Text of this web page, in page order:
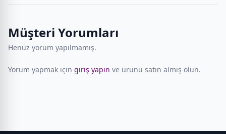
Müşteri Yorumları
Henüz yorum yapılmamış.
Yorum yapmak için giriş yapın ve ürünü satın almış olun.